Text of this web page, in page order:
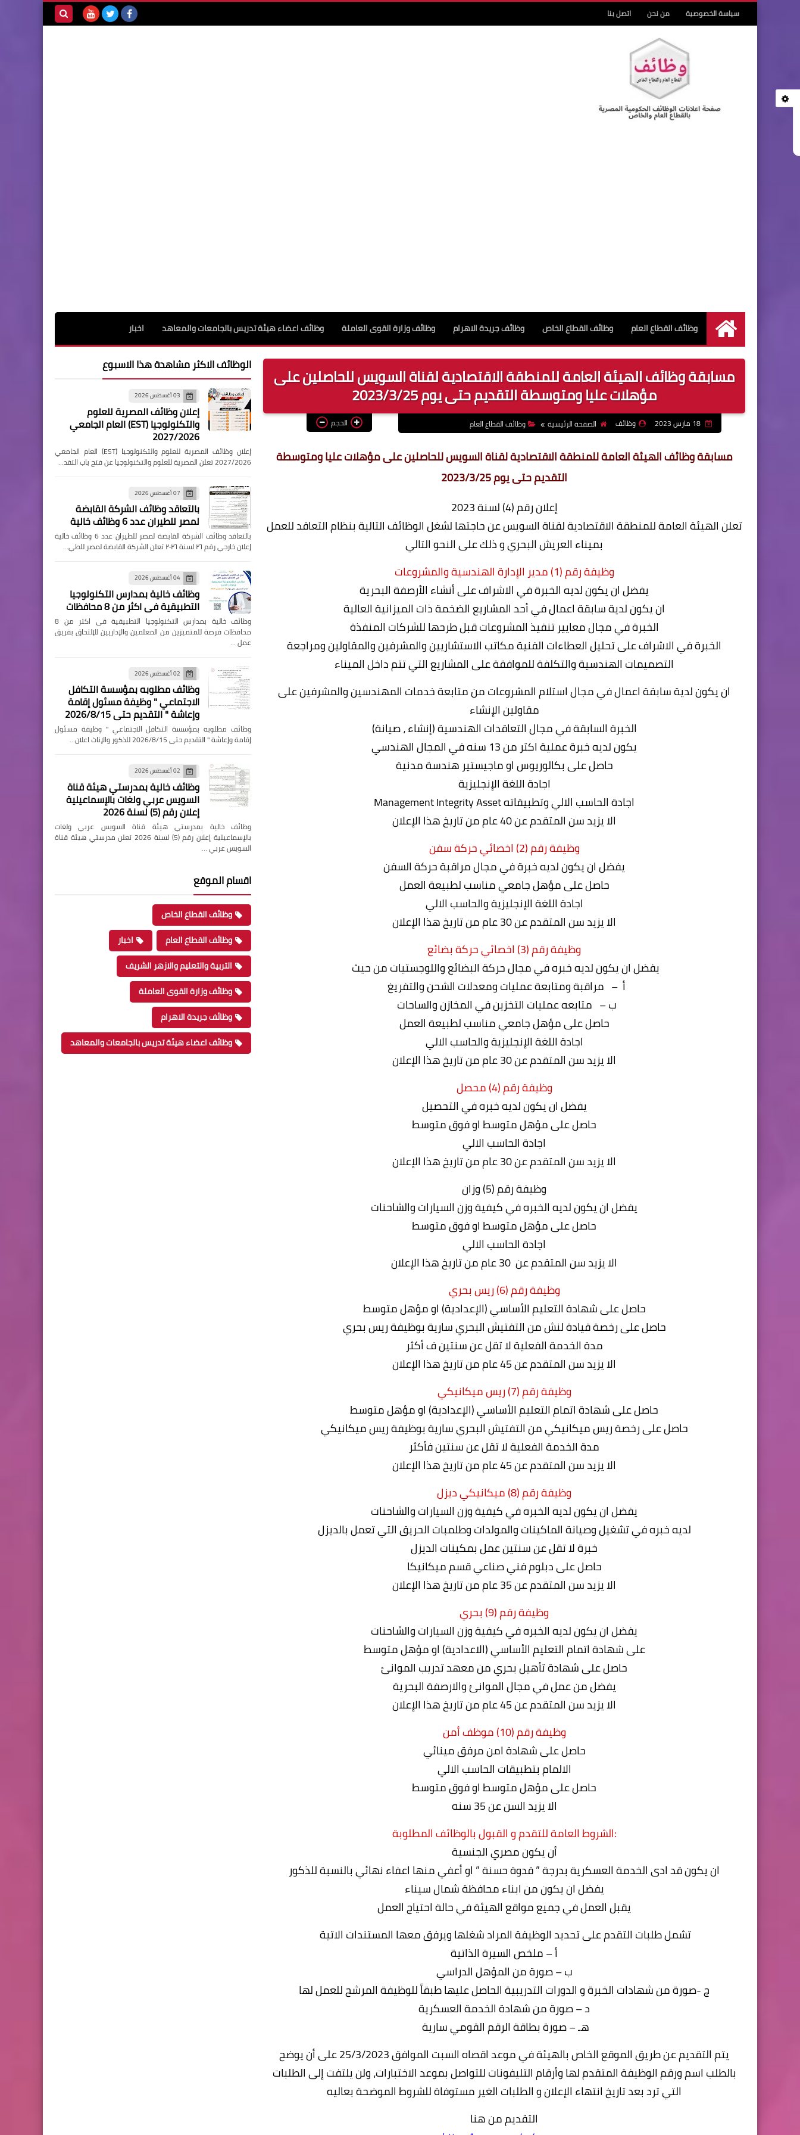
سياسة الخصوصية من نحن اتصل بنا
الرئيسية
وظائف القطاع العام وظائف القطاع الخاص وظائف جريدة الاهرام وظائف وزارة القوى العاملة وظائف اعضاء هيئة تدريس بالجامعات والمعاهد اخبار
مسابقة وظائف الهيئة العامة للمنطقة الاقتصادية لقناة السويس للحاصلين على
مؤهلات عليا ومتوسطة التقديم حتى يوم 2023/3/25
18 مارس 2023 وظائف الصفحة الرئيسية وظائف القطاع العام الحجم
مسابقة وظائف الهيئة العامة للمنطقة الاقتصادية لقناة السويس للحاصلين على مؤهلات عليا ومتوسطة
التقديم حتى يوم 2023/3/25
إعلان رقم (4) لسنة 2023
تعلن الهيئة العامة للمنطقة الاقتصادية لقناة السويس عن حاجتها لشغل الوظائف التالية بنظام التعاقد للعمل
بميناء العريش البحري و ذلك على النحو التالي
وظيفة رقم (1) مدير الإدارة الهندسية والمشروعات
يفضل ان يكون لديه الخبرة في الاشراف على أنشاء الأرصفة البحرية
ان يكون لدية سابقة اعمال في أحد المشاريع الضخمة ذات الميزانية العالية
الخبرة في مجال معايير تنفيذ المشروعات قبل طرحها للشركات المنفذة
الخبرة في الاشراف على تحليل العطاءات الفنية مكاتب الاستشاريين والمشرفين والمقاولين ومراجعة
التصميمات الهندسية والتكلفة للموافقة على المشاريع التي تتم داخل الميناء
ان يكون لدية سابقة اعمال في مجال استلام المشروعات من متابعة خدمات المهندسين والمشرفين على
مقاولين الإنشاء
الخبرة السابقة في مجال التعاقدات الهندسية (إنشاء ، صيانة)
يكون لديه خبرة عملية اكتر من 13 سنه في المجال الهندسي
حاصل على بكالوريوس او ماجيستير هندسة مدنية
اجادة اللغة الإنجليزية
اجادة الحاسب الالي وتطبيقاته Management Integrity Asset
الا يزيد سن المتقدم عن 40 عام من تاريخ هذا الإعلان
وظيفة رقم (2) اخصائي حركة سفن
يفضل ان يكون لديه خبرة في مجال مراقبة حركة السفن
حاصل على مؤهل جامعي مناسب لطبيعة العمل
اجادة اللغة الإنجليزية والحاسب الالي
الا يزيد سن المتقدم عن 30 عام من تاريخ هذا الإعلان
وظيفة رقم (3) اخصائي حركة بضائع
يفضل ان يكون لديه خبره في مجال حركة البضائع واللوجستيات من حيث
أ – مراقبة ومتابعة عمليات ومعدلات الشحن والتفريغ
ب – متابعه عمليات التخزين في المخازن والساحات
حاصل على مؤهل جامعي مناسب لطبيعة العمل
اجادة اللغة الإنجليزية والحاسب الالي
الا يزيد سن المتقدم عن 30 عام من تاريخ هذا الإعلان
وظيفة رقم (4) محصل
يفضل ان يكون لديه خبره في التحصيل
حاصل على مؤهل متوسط او فوق متوسط
اجادة الحاسب الالي
الا يزيد سن المتقدم عن 30 عام من تاريخ هذا الإعلان
وظيفة رقم (5) وزان
يفضل ان يكون لديه الخبره في كيفية وزن السيارات والشاحنات
حاصل على مؤهل متوسط او فوق متوسط
اجادة الحاسب الالي
الا يزيد سن المتقدم عن 30 عام من تاريخ هذا الإعلان
وظيفة رقم (6) ريس بحري
حاصل على شهادة التعليم الأساسي (الإعدادية) او مؤهل متوسط
حاصل على رخصة قيادة لنش من التفتيش البحري سارية بوظيفة ريس بحري
مدة الخدمة الفعلية لا تقل عن سنتين ف أكثر
الا يزيد سن المتقدم عن 45 عام من تاريخ هذا الإعلان
وظيفة رقم (7) ريس ميكانيكي
حاصل على شهادة اتمام التعليم الأساسي (الإعدادية) او مؤهل متوسط
حاصل على رخصة ريس ميكانيكي من التفتيش البحري سارية بوظيفة ريس ميكانيكي
مدة الخدمة الفعلية لا تقل عن سنتين فأكثر
الا يزيد سن المتقدم عن 45 عام من تاريخ هذا الإعلان
وظيفة رقم (8) ميكانيكي ديزل
يفضل ان يكون لديه الخبره في كيفية وزن السيارات والشاحنات
لديه خبره في تشغيل وصيانة الماكينات والمولدات وطلمبات الحريق التي تعمل بالديزل
خبرة لا تقل عن سنتين عمل بمكينات الديزل
حاصل على دبلوم فني صناعي قسم ميكانيكا
الا يزيد سن المتقدم عن 35 عام من تاريخ هذا الإعلان
وظيفة رقم (9) بحري
يفضل ان يكون لديه الخبره في كيفية وزن السيارات والشاحنات
على شهادة اتمام التعليم الأساسي (الاعدادية) او مؤهل متوسط
حاصل على شهادة تأهيل بحري من معهد تدريب الموانئ
يفضل من عمل في مجال الموانئ والارصفة البحرية
الا يزيد سن المتقدم عن 45 عام من تاريخ هذا الإعلان
وظيفة رقم (10) موظف أمن
حاصل على شهادة امن مرفق مينائي
الالمام بتطبيقات الحاسب الالي
حاصل على مؤهل متوسط او فوق متوسط
الا يزيد السن عن 35 سنه
:الشروط العامة للتقدم و القبول بالوظائف المطلوبة
أن يكون مصري الجنسية
ان يكون قد ادى الخدمة العسكرية بدرجة ” قدوة حسنة ” او أعفي منها اعفاء نهائي بالنسبة للذكور
يفضل ان يكون من ابناء محافظة شمال سيناء
يقبل العمل في جميع مواقع الهيئة في حالة احتياج العمل
تشمل طلبات التقدم على تحديد الوظيفة المراد شغلها ويرفق معها المستندات الاتية
‌أ – ملخص السيرة الذاتية
‌ب – صورة من المؤهل الدراسي
‌ج -صورة من شهادات الخبرة و الدورات التدريبية الحاصل عليها طبقاً للوظيفة المرشح للعمل لها
‌د – صورة من شهادة الخدمة العسكرية
‌هـ – صورة بطاقة الرقم القومي سارية
يتم التقديم عن طريق الموقع الخاص بالهيئة في موعد اقصاه السبت الموافق 25/3/2023 على أن يوضح
بالطلب اسم ورقم الوظيفة المتقدم لها وأرقام التليفونات للتواصل بموعد الاختبارات، ولن يلتفت إلى الطلبات
التي ترد بعد تاريخ انتهاء الإعلان و الطلبات الغير مستوفاة للشروط الموضحة بعاليه
التقديم من هنا
الوظائف الاكثر مشاهدة هذا الاسبوع
03 أغسطس 2026
إعلان وظائف المصرية للعلوم
والتكنولوجيا (EST) العام الجامعي
2027/2026
إعلان وظائف المصرية للعلوم والتكنولوجيا (EST) العام الجامعي
2027/2026 تعلن المصرية للعلوم والتكنولوجيا عن فتح باب التقد…
07 أغسطس 2026
بالتعاقد وظائف الشركة القابضة
لمصر للطيران عدد 6 وظائف خالية
بالتعاقد وظائف الشركة القابضة لمصر للطيران عدد 6 وظائف خالية
إعلان خارجي رقم ٢٦ لسنة ٢٠٢٦ تعلن الشركة القابضة لمصر للطي…
04 أغسطس 2026
وظائف خالية بمدارس التكنولوجيا
التطبيقية فى اكثر من 8 محافظات
وظائف خالية بمدارس التكنولوجيا التطبيقية فى اكثر من 8
محافظات فرصة للمتميزين من المعلمين والإداريين للإلتحاق بفريق
عمل …
02 أغسطس 2026
وظائف مطلوبه بمؤسسة التكافل
الاجتماعي " وظيفة مسئول إقامة
وإعاشة " التقديم حتى 2026/8/15
وظائف مطلوبه بمؤسسة التكافل الاجتماعي " وظيفة مسئول
إقامة وإعاشة " التقديم حتى 2026/8/15 للذكور والإناث اعلان…
02 أغسطس 2026
وظائف خالية بمدرستي هيئة قناة
السويس عربي ولغات بالإسماعيلية
إعلان رقم (5) لسنة 2026
وظائف خالية بمدرستي هيئة قناة السويس عربي ولغات
بالإسماعيلية إعلان رقم (5) لسنة 2026 تعلن مدرستي هيئة قناة
السويس عربي …
اقسام الموقع
وظائف القطاع الخاص
وظائف القطاع العام
اخبار
التربية والتعليم والازهر الشريف
وظائف وزارة القوى العاملة
وظائف جريدة الاهرام
وظائف اعضاء هيئة تدريس بالجامعات والمعاهد